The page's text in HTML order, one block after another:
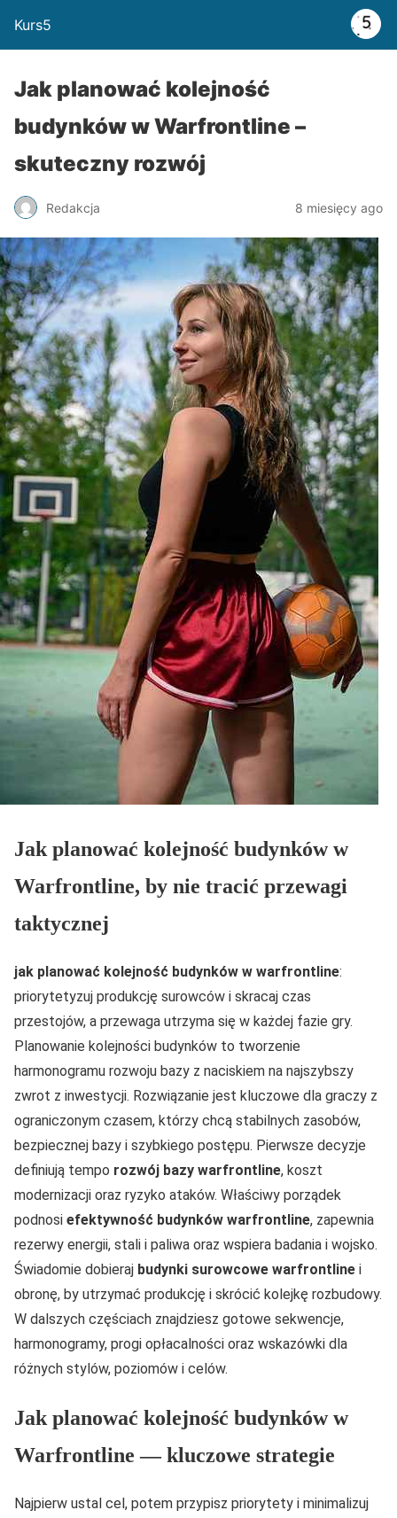
Kurs5
Jak planować kolejność
budynków w Warfrontline –
skuteczny rozwój
Redakcja 8 miesięcy ago
Jak planować kolejność budynków w
Warfrontline, by nie tracić przewagi
taktycznej
jak planować kolejność budynków w warfrontline:
priorytetyzuj produkcję surowców i skracaj czas
przestojów, a przewaga utrzyma się w każdej fazie gry.
Planowanie kolejności budynków to tworzenie
harmonogramu rozwoju bazy z naciskiem na najszybszy
zwrot z inwestycji. Rozwiązanie jest kluczowe dla graczy z
ograniczonym czasem, którzy chcą stabilnych zasobów,
bezpiecznej bazy i szybkiego postępu. Pierwsze decyzje
definiują tempo rozwój bazy warfrontline, koszt
modernizacji oraz ryzyko ataków. Właściwy porządek
podnosi efektywność budynków warfrontline, zapewnia
rezerwy energii, stali i paliwa oraz wspiera badania i wojsko.
Świadomie dobieraj budynki surowcowe warfrontline i
obronę, by utrzymać produkcję i skrócić kolejkę rozbudowy.
W dalszych częściach znajdziesz gotowe sekwencje,
harmonogramy, progi opłacalności oraz wskazówki dla
różnych stylów, poziomów i celów.
Jak planować kolejność budynków w
Warfrontline — kluczowe strategie
Najpierw ustal cel, potem przypisz priorytety i minimalizuj